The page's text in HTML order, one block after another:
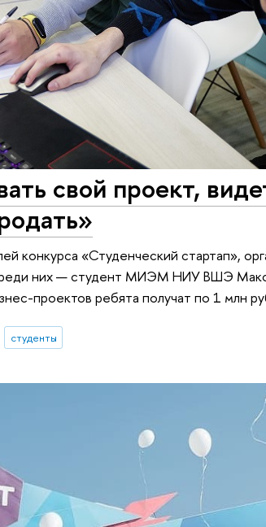
свой проект,
конкурса «Студенческий стартап»,
них — студент МИЭМ НИУ ВШЭ
проектов ребята получат по 1 млн
студенты